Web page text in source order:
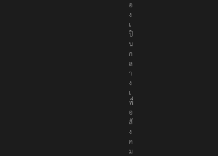
อ
ง
เ
ป็
น
ก
ล
า
ง
เ
พื่
อ
สั
ง
ค
ม